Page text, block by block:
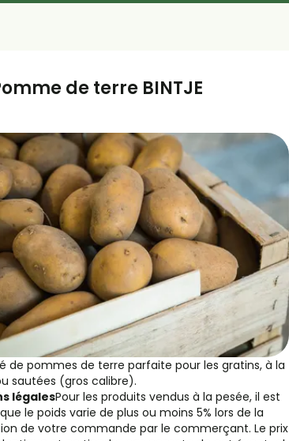
de terre BINTJE
de pommes de terre parfaite pour les gratins, à la
sautées (gros calibre).
légalesPour les produits vendus à la pesée, il est
le poids varie de plus ou moins 5% lors de la
de votre commande par le commerçant. Le prix